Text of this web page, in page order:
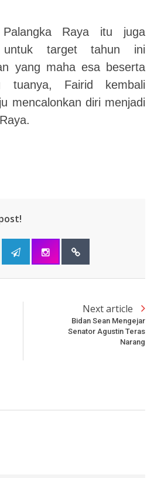
Raya itu juga
untuk target tahun ini
yang maha esa beserta
tuanya, Fairid kembali
mencalonkan diri menjadi
Next article
Bidan Sean Mengejar
Senator Agustin Teras
Narang